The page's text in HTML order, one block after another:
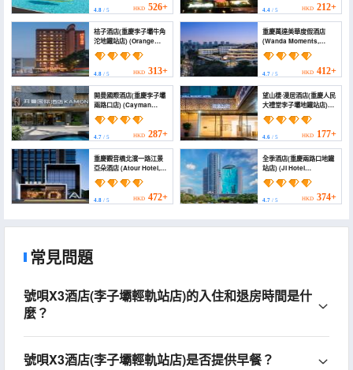
Erling Second Factory
Cultural and Creative
Park Store）)
4.8 / 5 HKD 526+
Erchang))
4.4/ 5 HKD 212+
桔子酒店(重慶李子壩牛角
沱地鐵站店) (Orange
Hotel (Chongqing Liziba
Niujiaotuo Subway
Station Branch))
4.8 / 5 HKD 313+
重慶萬達美華度假酒店
(Wanda Moments,
Chongqing Liziba)
4.7/ 5 HKD 412+
開曼國際酒店(重慶李子壩
兩路口店) (Cayman
international hotel
KAMOND (Chongqing
liziba lianglukou
branch))
4.7 / 5 HKD 287+
望山棲·漫居酒店(重慶人民
大禮堂李子壩地鐵站店)
(MOUNT WELL RESORT
HOTEL (Renmin
Auditorium Liziba Metro
Station Chongqing
Branch))
4.6/ 5 HKD 177+
重慶觀音橋北濱一路江景
亞朵酒店 (Atour Hotel,
Guanyinqiao Beibin 1st
Road Riverview,
Chongqing)
4.8 / 5 HKD 472+
全季酒店(重慶兩路口地鐵
站店) (JI Hotel
(Chongqing Lianglukou
Metro Station Branch))
4.7/ 5 HKD 374+
常見問題
號唄X3酒店(李子壩輕軌站店)的入住和退房時間是什
麼？
號唄X3酒店(李子壩輕軌站店)是否提供早餐？